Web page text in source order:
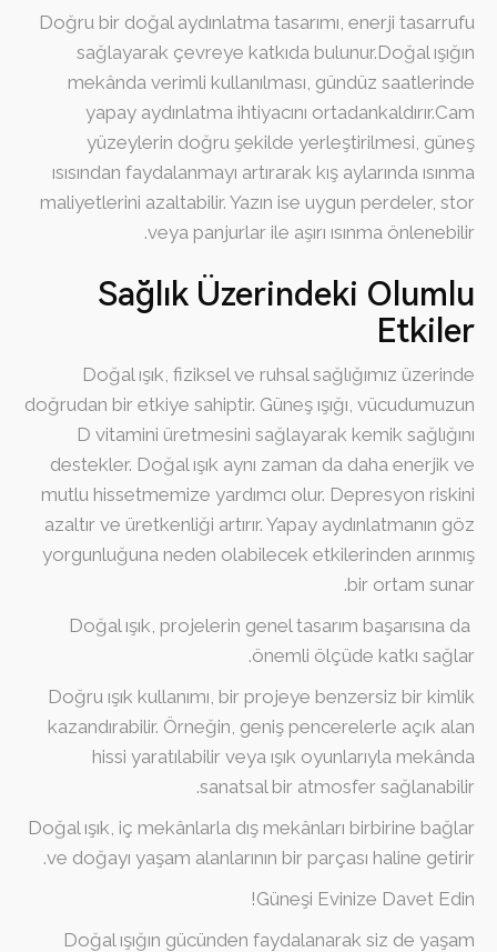
Doğru bir doğal aydınlatma tasarımı, enerji tasarrufu
sağlayarak çevreye katkıda bulunur.Doğal ışığın
mekânda verimli kullanılması, gündüz saatlerinde
yapay aydınlatma ihtiyacını ortadankaldırır.Cam
yüzeylerin doğru şekilde yerleştirilmesi, güneş
ısısından faydalanmayı artırarak kış aylarında ısınma
maliyetlerini azaltabilir. Yazın ise uygun perdeler, stor
veya panjurlar ile aşırı ısınma önlenebilir.
Sağlık Üzerindeki Olumlu
Etkiler
Doğal ışık, fiziksel ve ruhsal sağlığımız üzerinde
doğrudan bir etkiye sahiptir. Güneş ışığı, vücudumuzun
D vitamini üretmesini sağlayarak kemik sağlığını
destekler. Doğal ışık aynı zaman da daha enerjik ve
mutlu hissetmemize yardımcı olur. Depresyon riskini
azaltır ve üretkenliği artırır. Yapay aydınlatmanın göz
yorgunluğuna neden olabilecek etkilerinden arınmış
bir ortam sunar.
Doğal ışık, projelerin genel tasarım başarısına da
önemli ölçüde katkı sağlar.
Doğru ışık kullanımı, bir projeye benzersiz bir kimlik
kazandırabilir. Örneğin, geniş pencerelerle açık alan
hissi yaratılabilir veya ışık oyunlarıyla mekânda
sanatsal bir atmosfer sağlanabilir.
Doğal ışık, iç mekânlarla dış mekânları birbirine bağlar
ve doğayı yaşam alanlarının bir parçası haline getirir.
Güneşi Evinize Davet Edin!
Doğal ışığın gücünden faydalanarak siz de yaşam